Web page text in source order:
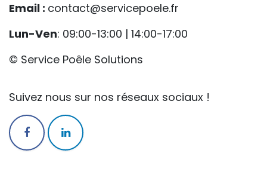
Email : contact@servicepoele.fr
Lun-Ven: 09:00-13:00 | 14:00-17:00
© Service Poêle Solutions
Suivez nous sur nos réseaux sociaux !